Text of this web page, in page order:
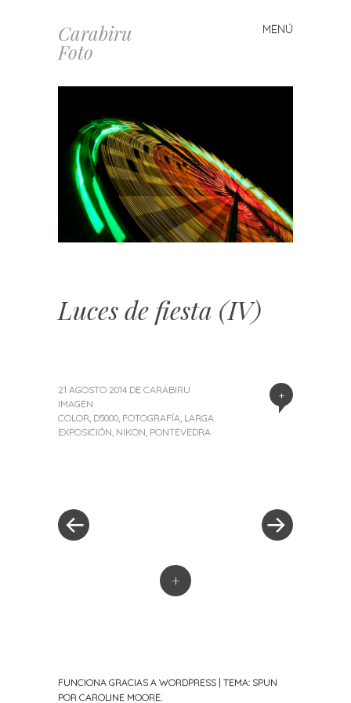
Carabiru
Foto
MENÚ
Saltar
al
Luces de fiesta (IV)
+
21 AGOSTO 2014 DE CARABIRU
IMAGEN
COLOR, D5000, FOTOGRAFÍA, LARGA
EXPOSICIÓN, NIKON, PONTEVEDRA
entradas
+
FUNCIONA GRACIAS A WORDPRESS | TEMA: SPUN
POR CAROLINE MOORE.